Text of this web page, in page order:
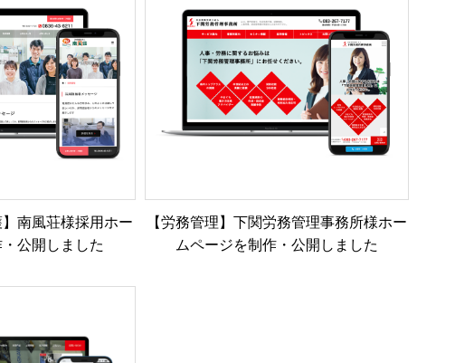
】南風荘様採用ホー
公開しました
【労務管理】下関労務管理事務所様ホー
ムページを制作・公開しました